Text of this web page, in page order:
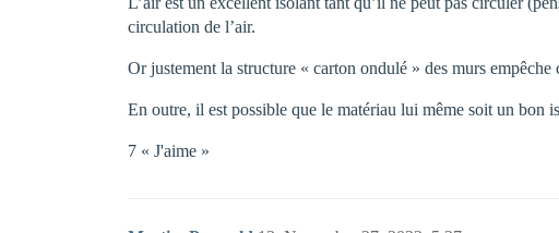
circulation de l’air.
Or justement la structure « carton ondulé » des murs empêche
En outre, il est possible que le matériau lui même soit un bon
7 « J'aime »